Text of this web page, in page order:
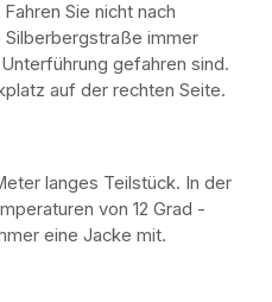
Sie nicht nach
immer
gefahren sind.
auf der rechten Seite.
langes Teilstück. In der
von 12 Grad -
eine Jacke mit.